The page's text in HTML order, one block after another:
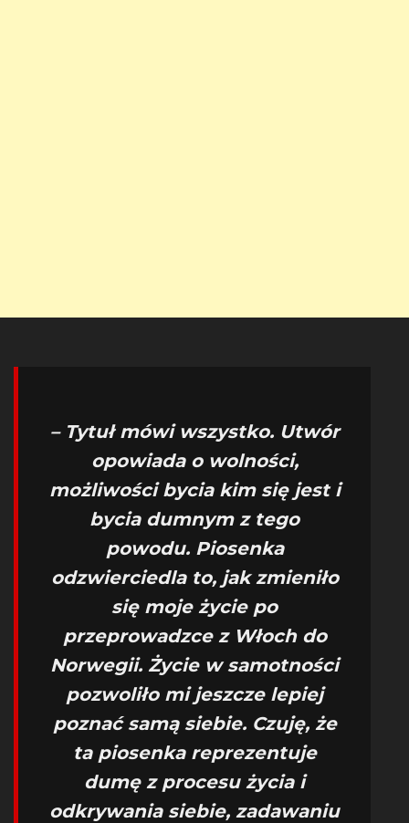
– Tytuł mówi wszystko. Utwór
opowiada o wolności,
możliwości bycia kim się jest i
bycia dumnym z tego
powodu. Piosenka
odzwierciedla to, jak zmieniło
się moje życie po
przeprowadzce z Włoch do
Norwegii. Życie w samotności
pozwoliło mi jeszcze lepiej
poznać samą siebie. Czuję, że
ta piosenka reprezentuje
dumę z procesu życia i
odkrywania siebie, zadawaniu